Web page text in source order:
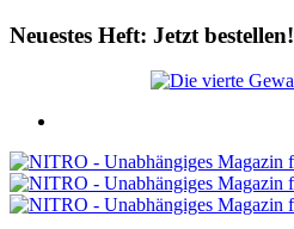
Neuestes Heft: Jetzt bestellen!